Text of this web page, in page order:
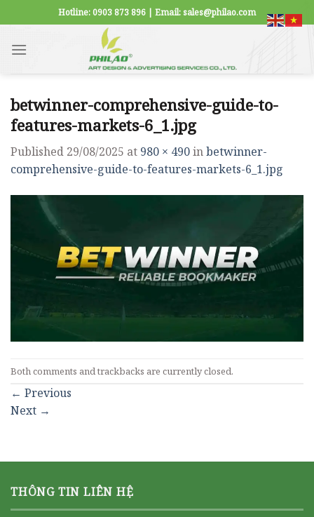
to
content
Hotline: 0903 873 896 | Email: sales@philao.com
betwinner-comprehensive-guide-to-
features-markets-6_1.jpg
Published 29/08/2025 at 980 × 490inbetwinner-
comprehensive-guide-to-features-markets-6_1.jpg
Both comments and trackbacks are currently closed.
← Previous
Next →
THÔNG TIN LIÊN HỆ